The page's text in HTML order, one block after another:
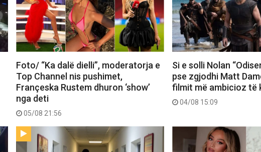
Foto/ “Ka dalë dielli”, moderatorja e
Top Channel nis pushimet,
Françeska Rustem dhuron ‘show’
nga deti
05/08 21:56
Si e solli Nolan
pse zgjodhi Matt
filmit më ambicioz të
04/08 15:09